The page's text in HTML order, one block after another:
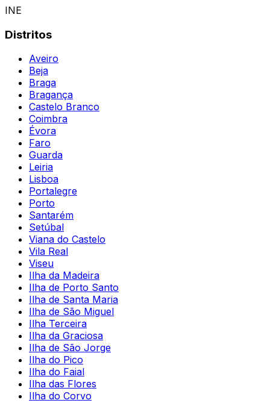
INE
Distritos
Aveiro
Beja
Braga
Bragança
Castelo Branco
Coimbra
Évora
Faro
Guarda
Leiria
Lisboa
Portalegre
Porto
Santarém
Setúbal
Viana do Castelo
Vila Real
Viseu
Ilha da Madeira
Ilha de Porto Santo
Ilha de Santa Maria
Ilha de São Miguel
Ilha Terceira
Ilha da Graciosa
Ilha de São Jorge
Ilha do Pico
Ilha do Faial
Ilha das Flores
Ilha do Corvo